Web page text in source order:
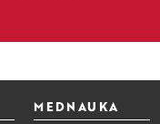
MEDNAUKA